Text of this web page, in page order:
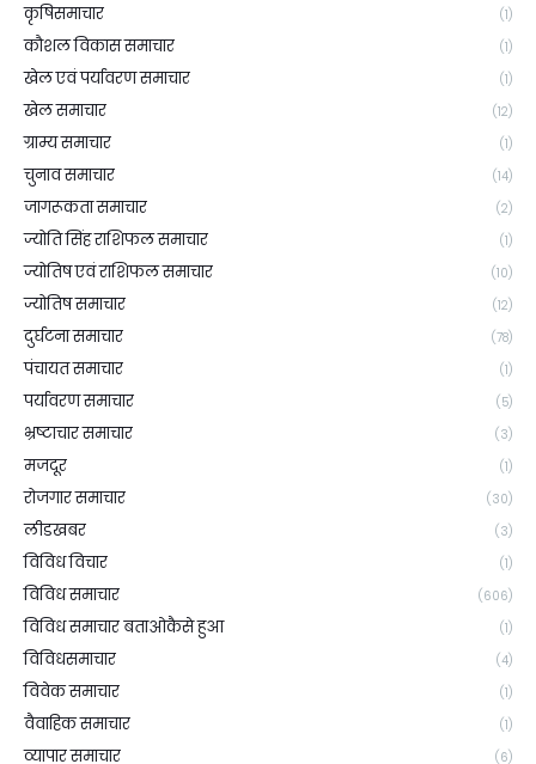
कृषिसमाचार (1)
कौशल विकास समाचार (1)
खेल एवं पर्यावरण समाचार (1)
खेल समाचार (12)
ग्राम्य समाचार (1)
चुनाव समाचार (14)
जागरूकता समाचार (2)
ज्योति सिंह राशिफल समाचार (1)
ज्योतिष एवं राशिफल समाचार (10)
ज्योतिष समाचार (12)
दुर्घटना समाचार (78)
पंचायत समाचार (1)
पर्यावरण समाचार (5)
भ्रष्टाचार समाचार (3)
मजदूर (1)
रोजगार समाचार (30)
लीडखबर (3)
विविध विचार (1)
विविध समाचार (606)
विविध समाचार बताओकैसे हुआ (1)
विविधसमाचार (4)
विवेक समाचार (1)
वैवाहिक समाचार (1)
व्यापार समाचार (6)